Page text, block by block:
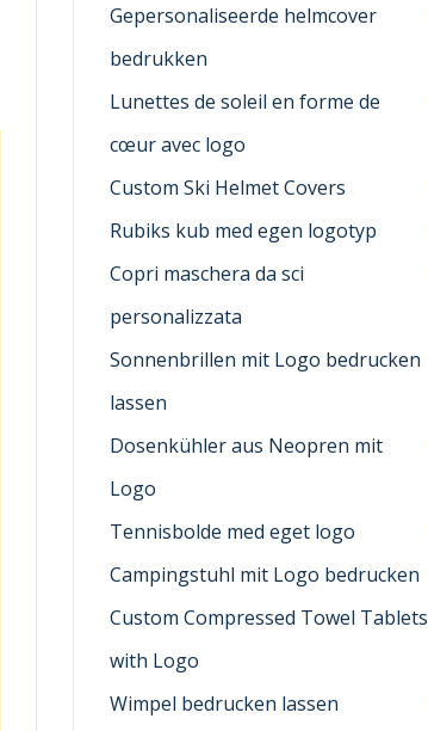
Gepersonaliseerde helmcover
bedrukken
Lunettes de soleil en forme de
cœur avec logo
Custom Ski Helmet Covers
Rubiks kub med egen logotyp
Copri maschera da sci
personalizzata
Sonnenbrillen mit Logo bedrucken
lassen
Dosenkühler aus Neopren mit
Logo
Tennisbolde med eget logo
Campingstuhl mit Logo bedrucken
Custom Compressed Towel Tablets
with Logo
Wimpel bedrucken lassen